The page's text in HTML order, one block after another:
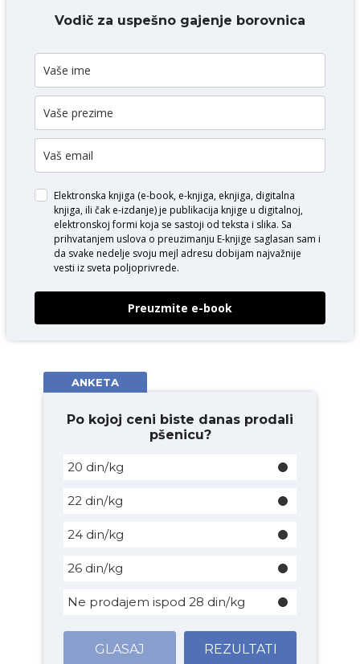
DODAJ KOMENTAR
Vodič za uspešno gajenje borovnica
Elektronska knjiga (e-book, e-knjiga, eknjiga, digitalna
knjiga, ili čak e-izdanje) je publikacija knjige u digitalnoj,
elektronskoj formi koja se sastoji od teksta i slika. Sa
prihvatanjem uslova o preuzimanju E-knjige saglasan sam i
da svake nedelje svoju mejl adresu dobijam najvažnije
vesti iz sveta poljoprivrede.
Preuzmite e-book
ANKETA
Po kojoj ceni biste danas prodali
pšenicu?
20 din/kg
22 din/kg
24 din/kg
26 din/kg
Ne prodajem ispod 28 din/kg
GLASAJ REZULTATI